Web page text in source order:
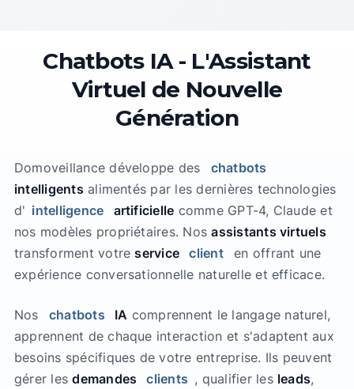
Chatbots IA - L'Assistant
Virtuel de Nouvelle
Génération
Domoveillance développe des
chatbots
intelligents alimentés par les dernières technologies
d' intelligence artificielle comme GPT-4, Claude et
nos modèles propriétaires. Nosassistants virtuels
transforment votreservice client
en offrant une
expérience conversationnelle naturelle et efficace.
Nos chatbots IA comprennent le langage naturel,
apprennent de chaque interaction et s'adaptent aux
besoins spécifiques de votre entreprise. Ils peuvent
gérer lesdemandes clients , qualifier les leads,